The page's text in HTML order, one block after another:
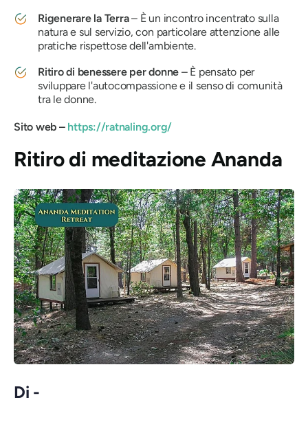
Rigenerare la Terra– È un incontro incentrato sulla
natura e sul servizio, con particolare attenzione alle
pratiche rispettose dell'ambiente.
Ritiro di benessere per donne – È pensato per
sviluppare l'autocompassione e il senso di comunità
tra le donne.
Sito web –https://ratnaling.org/
Ritiro di meditazione Ananda
Di -